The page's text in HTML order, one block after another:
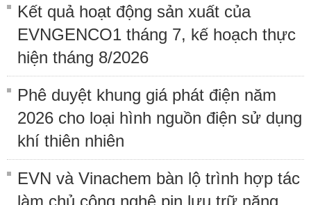
Kết quả hoạt động sản xuất của
EVNGENCO1 tháng 7, kế hoạch thực
hiện tháng 8/2026
Phê duyệt khung giá phát điện năm
2026 cho loại hình nguồn điện sử dụng
khí thiên nhiên
EVN và Vinachem bàn lộ trình hợp tác
làm chủ công nghệ pin lưu trữ năng